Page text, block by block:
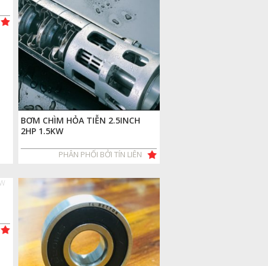
BƠM CHÌM HỎA TIỄN 2.5INCH
2HP 1.5KW
PHÂN PHỐI BỞI TÍN LIÊN